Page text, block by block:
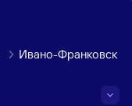
Ивано-Франковск